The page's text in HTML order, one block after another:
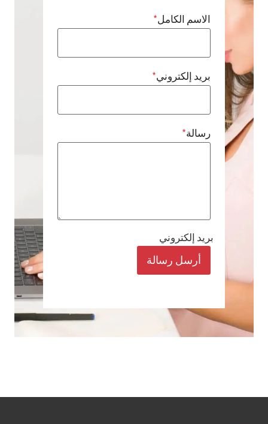
الاسم الكامل*
بريد إلكتروني*
رسالة*
بريد إلكتروني
أرسل رسالة